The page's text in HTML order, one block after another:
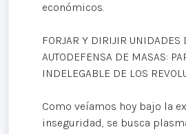
económicos.
FORJAR Y DIRIJIR UNIDADES
AUTODEFENSA DE MASAS:
INDELEGABLE DE LOS
Como veíamos hoy bajo la
inseguridad, se busca